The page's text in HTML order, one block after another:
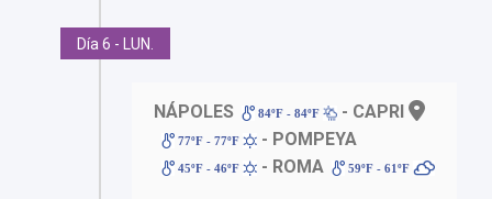
Día 6 - LUN.
NÁPOLES 84ºF - 84ºF - CAPRI
77ºF - 77ºF - POMPEYA
45ºF - 46ºF - ROMA 59ºF - 61ºF